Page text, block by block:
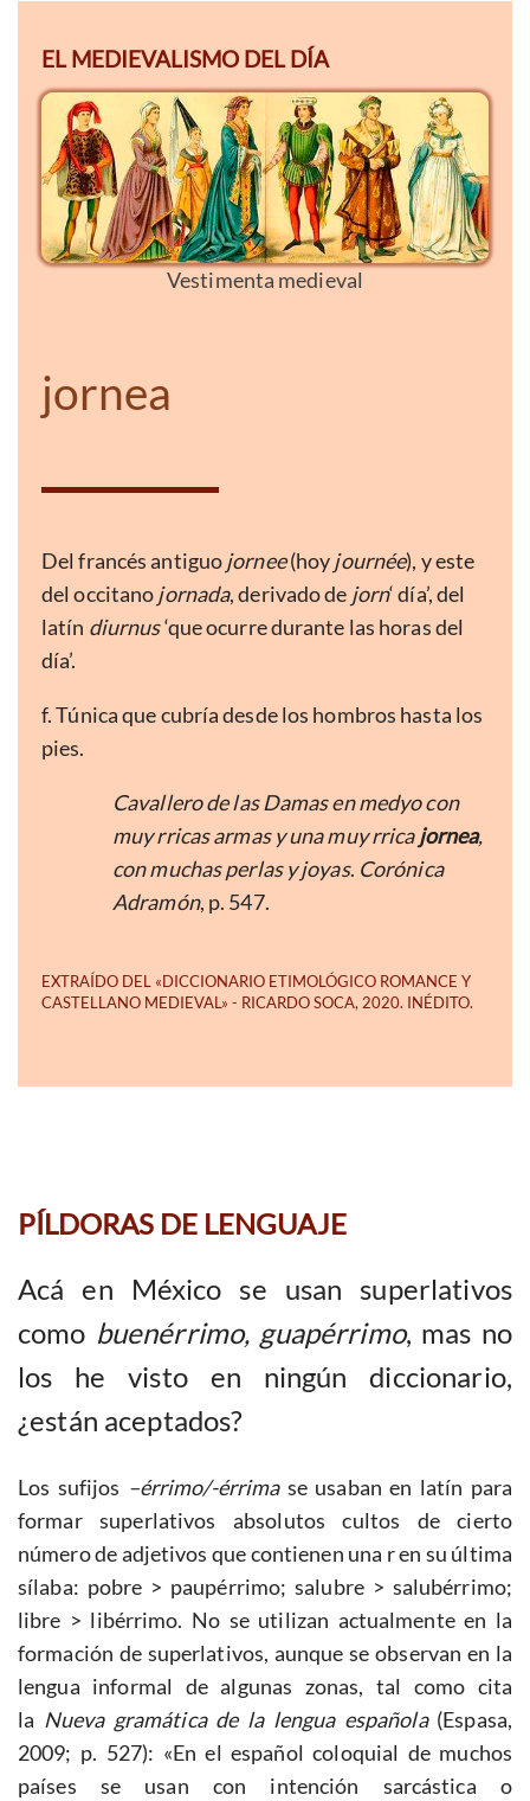
EL MEDIEVALISMO DEL DÍA
Vestimenta medieval
jornea
Del francés antiguojornee(hoyjournée), y este
del occitanojornada, derivado de jorn‘ día’, del
latín diurnus‘que ocurre durante las horas del
día’.
f. Túnica que cubría desde los hombros hasta los
pies.
Cavallero de las Damas en medyo con
muy rricas armas y una muy rricajornea,
con muchas perlas y joyas. Corónica
Adramón, p. 547.
PÍLDORAS DE LENGUAJE
Acá en México se usan superlativos
como buenérrimo, guapérrimo, mas no
los he visto en ningún diccionario,
¿están aceptados?
Los sufijos –érrimo/-érrimase usaban en latín para
formar superlativos absolutos cultos de cierto
número de adjetivos que contienen una r en su última
sílaba: pobre > paupérrimo; salubre > salubérrimo;
libre > libérrimo. No se utilizan actualmente en la
formación de superlativos, aunque se observan en la
lengua informal de algunas zonas, tal como cita
la Nueva gramática de la lengua española(Espasa,
2009; p. 527): «En el español coloquial de muchos
países se usan con intención sarcástica o